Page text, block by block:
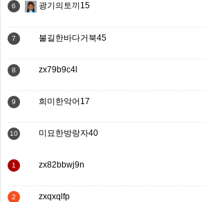
6
광기의토끼15
7
불길한바다거북45
8
zx79b9c4l
9
희미한악어17
10
미묘한방랑자40
1
zx82bbwj9n
2
zxqxqlfp